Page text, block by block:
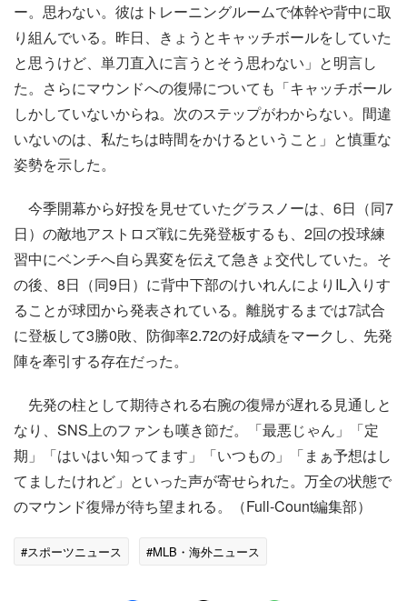
ー。思わない。彼はトレーニングルームで体幹や背中に取
り組んでいる。昨日、きょうとキャッチボールをしていた
と思うけど、単刀直入に言うとそう思わない」と明言し
た。さらにマウンドへの復帰についても「キャッチボール
しかしていないからね。次のステップがわからない。間違
いないのは、私たちは時間をかけるということ」と慎重な
姿勢を示した。
今季開幕から好投を見せていたグラスノーは、6日（同7
日）の敵地アストロズ戦に先発登板するも、2回の投球練
習中にベンチへ自ら異変を伝えて急きょ交代していた。そ
の後、8日（同9日）に背中下部のけいれんによりIL入りす
ることが球団から発表されている。離脱するまでは7試合
に登板して3勝0敗、防御率2.72の好成績をマークし、先発
陣を牽引する存在だった。
先発の柱として期待される右腕の復帰が遅れる見通しと
なり、SNS上のファンも嘆き節だ。「最悪じゃん」「定
期」「はいはい知ってます」「いつもの」「まぁ予想はし
てましたけれど」といった声が寄せられた。万全の状態で
のマウンド復帰が待ち望まれる。（Full-Count編集部）
#スポーツニュース #MLB・海外ニュース